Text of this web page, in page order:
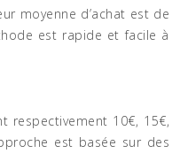
moyenne d’achat est de
est rapide et facile à
respectivement 10€, 15€,
est basée sur des